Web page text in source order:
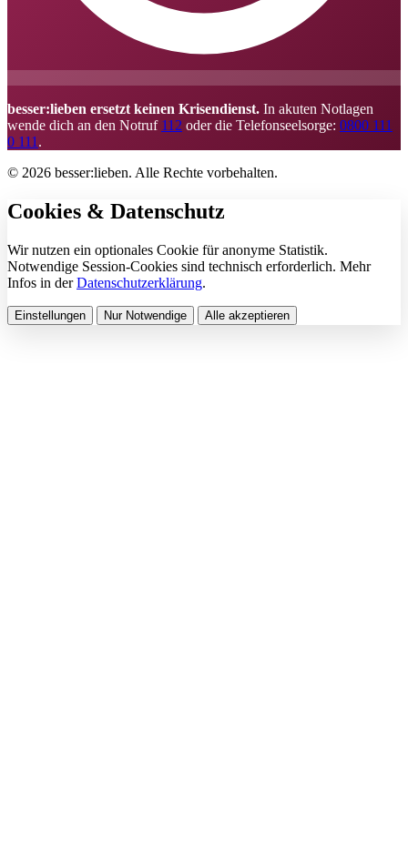
besser:lieben ersetzt keinen Krisendienst. In akuten Notlagen
wende dich an den Notruf 112 oder die Telefonseelsorge: 0800 111
0 111 .
© 2026 besser:lieben. Alle Rechte vorbehalten.
Cookies & Datenschutz
Wir nutzen ein optionales Cookie für anonyme Statistik.
Notwendige Session-Cookies sind technisch erforderlich. Mehr
Infos in derDatenschutzerklärung.
Einstellungen Nur Notwendige Alle akzeptieren